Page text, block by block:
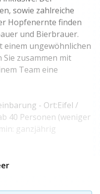
sowie zahlreiche
Hopfenernte finden
und Bierbrauer.
einem ungewöhnlichen
zusammen mit
Team eine
- Ort:Eifel /
40 Personen (weniger
ganzjährig